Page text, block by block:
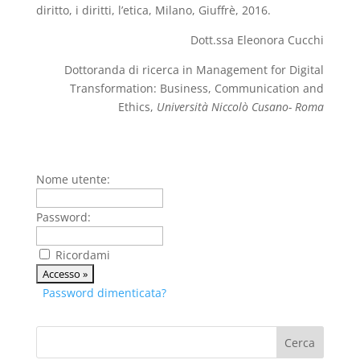
diritto, i diritti, l’etica, Milano, Giuffrè, 2016.
Dott.ssa Eleonora Cucchi
Dottoranda di ricerca in Management for Digital
Transformation: Business, Communication and
Ethics, Università Niccolò Cusano- Roma
Nome utente:
Password:
Ricordami
Password dimenticata?